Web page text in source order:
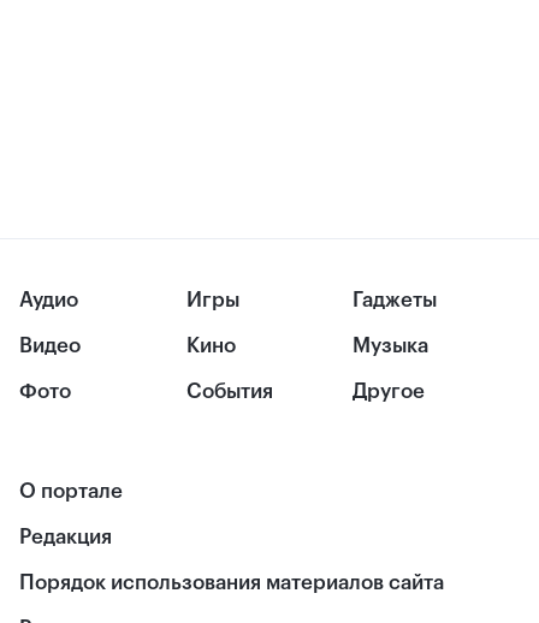
Аудио
Видео
Фото
Игры
Кино
События
Гаджеты
Музыка
Другое
О портале
Редакция
Порядок использования материалов сайта